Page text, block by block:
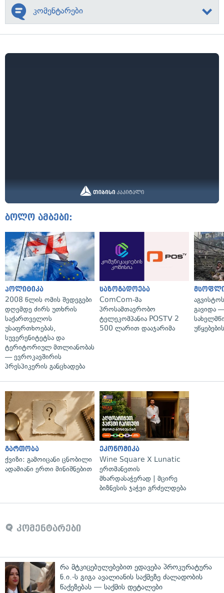
კომენტარები
ბოლო ამბები:
პოლიტიკა
2008 წლის ომის შედეგები
დღემდე ძირს უთხრის
საქართველოს
უსაფრთხოებას,
სუვერენიტეტსა და
ტერიტორიულ მთლიანობას
— ევროკავშირის
პრესპიკერის განცხადება
საზოგადოება
ComCom-მა
პროსამთავრობო
ტელეკომპანია POSTV 2
500 ლარით დააჯარიმა
გავიდა
გართობა
ქვიზი: გამოიცანი ცნობილი
ადამიანი ერთი მინიშნებით
ეკონომიკა
Wine Square X Lunatic
ერთმანეთის
მხარდასაჭერად | მცირე
ბიზნესის ჯაჭვი გრძელდება
კომენტარები
რა მტკიცებულებებით ედავება პროკურატურა
ნ.ი.-ს გიგა ავალიანის საქმეზე ძალადობის
წაქეზებას — საქმის დეტალები